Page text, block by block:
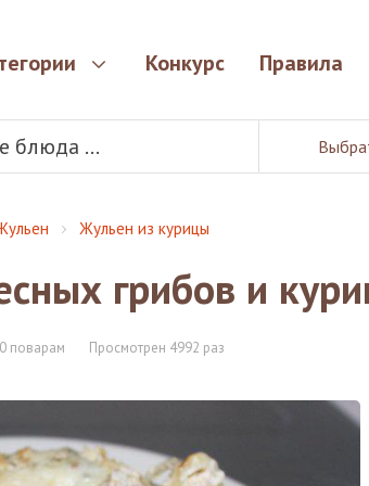
Конкурс Правила
Жульен из курицы
грибов и
поварам Просмотрен 4992 раз